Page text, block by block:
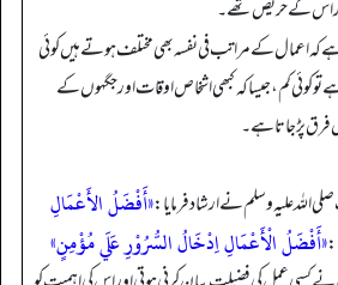
اس کے حریص تھے۔
کہ اعمال کے مراتب فی نفسہ بھی مختلف ہوتے ہیں کوئی
تو کوئی کم، جیسا کہ کبھی اشخاص اوقات اور جگہوں کے
پڑ جاتا ہے۔
علیہ وسلم نے ارشاد فرمایا:«أَفْضَلُ الأَعْمَالِ
«أَفْضَلُ الْأَعْمَالِ اِدْخَالُ السُّرُوْرِ عَلَي مُؤْمِنٍ»